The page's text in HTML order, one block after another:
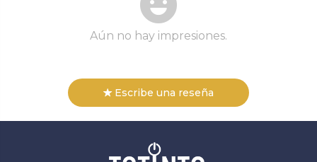
Aún no hay impresiones.
Escribe una reseña